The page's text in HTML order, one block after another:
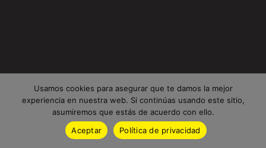
Usamos cookies para asegurar que te damos la mejor
experiencia en nuestra web. Si continúas usando este sitio,
asumiremos que estás de acuerdo con ello.
Aceptar
Política de privacidad